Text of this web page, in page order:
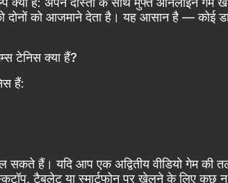
दोनों को आजमाने देता है। यह आसान है — कोई
टेनिस क्या हैं?
हैं:
हैं। यदि आप एक अद्वितीय वीडियो गेम की
टैबलेट या स्मार्टफोन पर खेलने के लिए कुछ